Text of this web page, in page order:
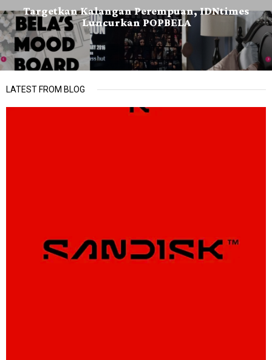
Targetkan Kalangan Perempuan, IDNtimes
Luncurkan POPBELA
LATEST FROM BLOG